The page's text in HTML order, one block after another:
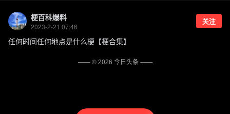
梗百科爆料
2023-2-21 07:46
关注
任何时间任何地点是什么梗【梗合集】
—— ©2026 今日头条——